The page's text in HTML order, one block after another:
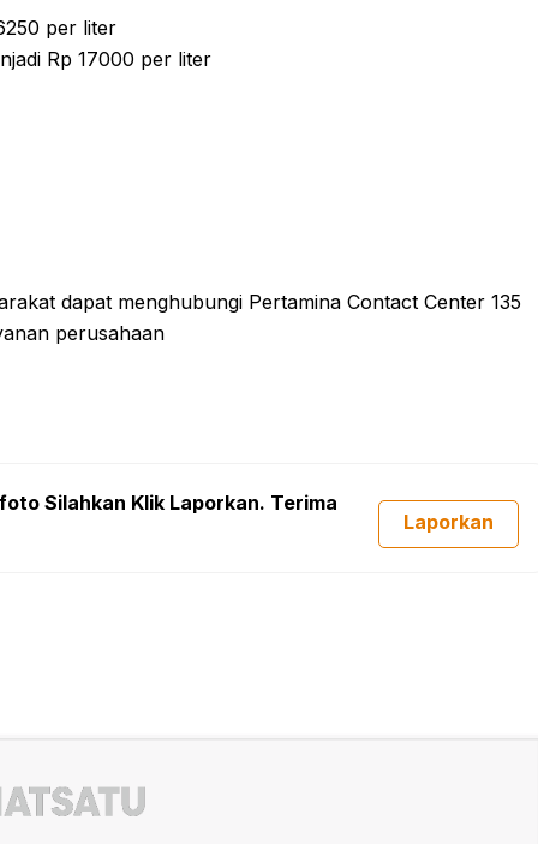
per liter
Rp 17000 per liter
dapat menghubungi Pertamina Contact Center 135
perusahaan
Silahkan Klik Laporkan. Terima
Laporkan